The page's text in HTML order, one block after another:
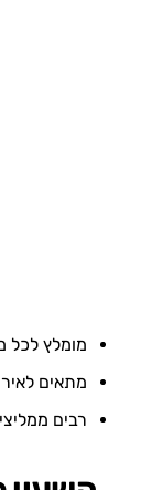
מומלץ לכל
מתאים
רבים